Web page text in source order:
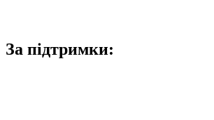
За підтримки: